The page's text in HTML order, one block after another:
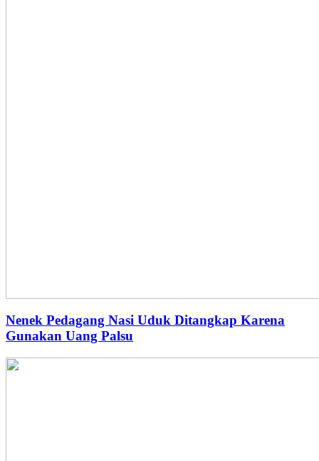
Nenek Pedagang Nasi Uduk Ditangkap Karena
Gunakan Uang Palsu